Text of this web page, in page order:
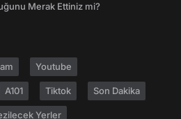
Merak Ettiniz mi?
Youtube
A101 Tiktok Son Dakika
Yerler